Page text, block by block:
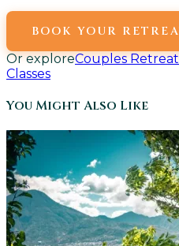
BOOK YOUR
Or exploreCouples Retreat
Classes
You Might Also Like